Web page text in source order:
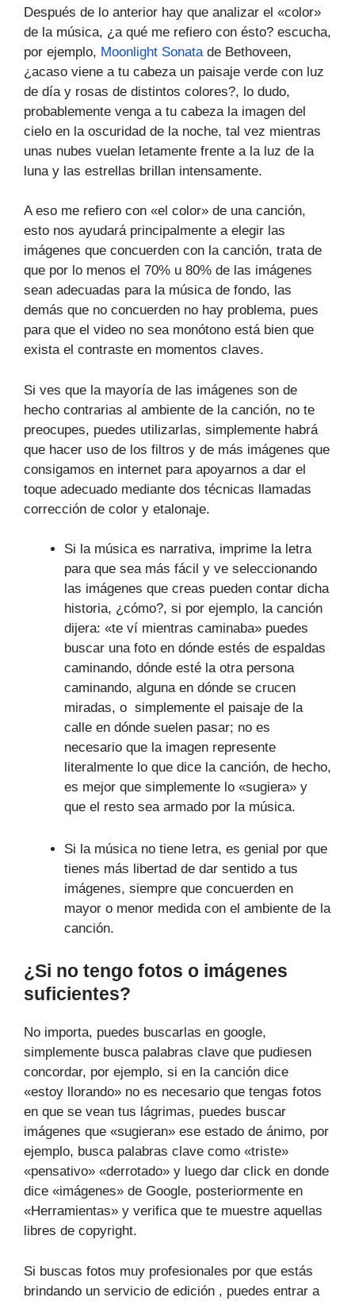
Después de lo anterior hay que analizar el «color»
de la música, ¿a qué me refiero con ésto? escucha,
por ejemplo, Moonlight Sonata de Bethoveen,
¿acaso viene a tu cabeza un paisaje verde con luz
de día y rosas de distintos colores?, lo dudo,
probablemente venga a tu cabeza la imagen del
cielo en la oscuridad de la noche, tal vez mientras
unas nubes vuelan letamente frente a la luz de la
luna y las estrellas brillan intensamente.
A eso me refiero con «el color» de una canción,
esto nos ayudará principalmente a elegir las
imágenes que concuerden con la canción, trata de
que por lo menos el 70% u 80% de las imágenes
sean adecuadas para la música de fondo, las
demás que no concuerden no hay problema, pues
para que el video no sea monótono está bien que
exista el contraste en momentos claves.
Si ves que la mayoría de las imágenes son de
hecho contrarias al ambiente de la canción, no te
preocupes, puedes utilizarlas, simplemente habrá
que hacer uso de los filtros y de más imágenes que
consigamos en internet para apoyarnos a dar el
toque adecuado mediante dos técnicas llamadas
corrección de color y etalonaje.
Si la música es narrativa, imprime la letra
para que sea más fácil y ve seleccionando
las imágenes que creas pueden contar dicha
historia, ¿cómo?, si por ejemplo, la canción
dijera: «te ví mientras caminaba» puedes
buscar una foto en dónde estés de espaldas
caminando, dónde esté la otra persona
caminando, alguna en dónde se crucen
miradas, o simplemente el paisaje de la
calle en dónde suelen pasar; no es
necesario que la imagen represente
literalmente lo que dice la canción, de hecho,
es mejor que simplemente lo «sugiera» y
que el resto sea armado por la música.
Si la música no tiene letra, es genial por que
tienes más libertad de dar sentido a tus
imágenes, siempre que concuerden en
mayor o menor medida con el ambiente de la
canción.
¿Si no tengo fotos o imágenes
suficientes?
No importa, puedes buscarlas en google,
simplemente busca palabras clave que pudiesen
concordar, por ejemplo, si en la canción dice
«estoy llorando» no es necesario que tengas fotos
en que se vean tus lágrimas, puedes buscar
imágenes que «sugieran» ese estado de ánimo, por
ejemplo, busca palabras clave como «triste»
«pensativo» «derrotado» y luego dar click en donde
dice «imágenes» de Google, posteriormente en
«Herramientas» y verifica que te muestre aquellas
libres de copyright.
Si buscas fotos muy profesionales por que estás
brindando un servicio de edición , puedes entrar a